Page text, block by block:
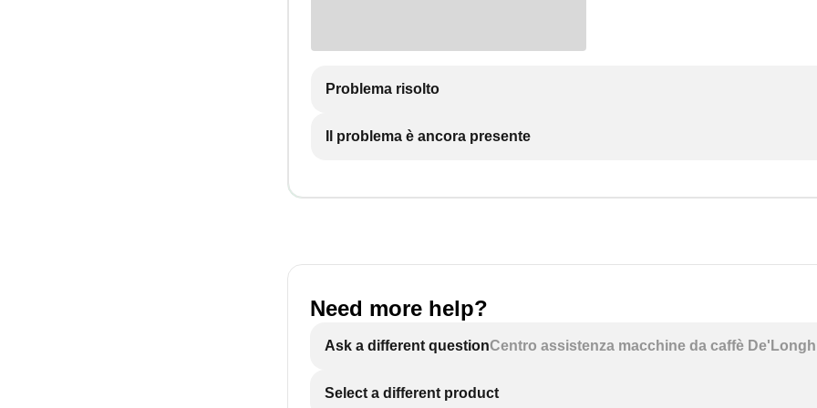
Problema risolto
Il problema è ancora presente
Need more help?
Ask a different questionCentro assistenza macchine da caffè
Select a different product